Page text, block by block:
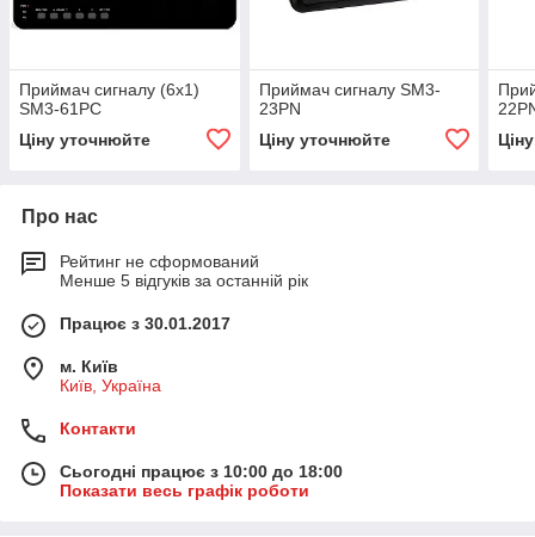
Приймач сигналу (6х1)
SM3-61PС
Ціну уточнюйте
Приймач сигналу SM3-
23PN
Ціну уточнюйте
Про нас
Рейтинг не сформований
Менше 5 відгуків за останній рік
Працює з 30.01.2017
м. Київ
Київ, Україна
Контакти
Сьогодні працює з 10:00 до 18:00
Показати весь графік роботи